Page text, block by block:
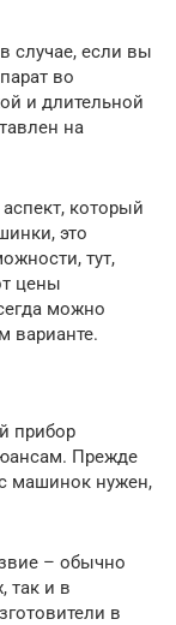
случае, если вы
во
и длительной
на
который
это
тут,
цены
можно
варианте.
прибор
Прежде
машинок нужен,
– обычно
так и в
в